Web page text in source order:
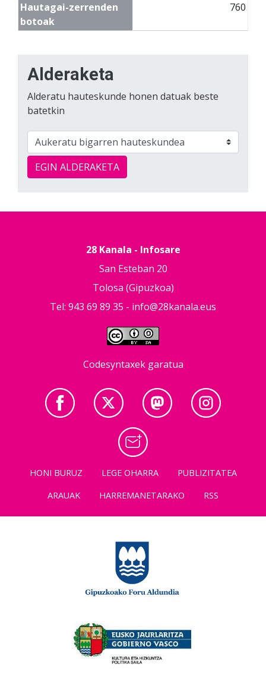
Hautagai-zerrenden
botoak
760
Alderaketa
Alderatu hauteskunde honen datuak beste
batetkin
EGIN ALDERAKETA
28 Kanala - Infosare
San Esteban 20
Tolosa (Gipuzkoa)
Tel: 943 69 89 35 - info@28kanala.eus
Codesyntaxek garatua
HONI BURUZ LEGE OHARRA
PUBLIZITATEA
ARAUAK
HARREMANETARAKO RSS